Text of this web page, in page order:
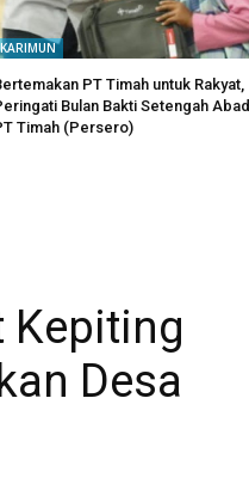
KARIMUN
PT Timah untuk Rakyat,
Bulan Bakti Setengah Abad
Timah (Persero)
Kepiting
Desa